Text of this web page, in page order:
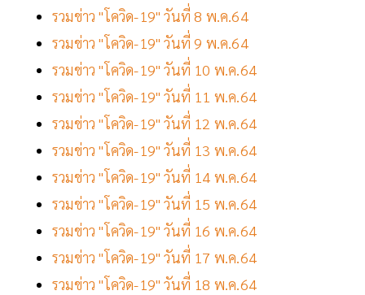
รวมข่าว "โควิด-19" วันที่ 8 พ.ค.64
รวมข่าว "โควิด-19" วันที่ 9 พ.ค.64
รวมข่าว "โควิด-19" วันที่ 10 พ.ค.64
รวมข่าว "โควิด-19" วันที่ 11 พ.ค.64
รวมข่าว "โควิด-19" วันที่ 12 พ.ค.64
รวมข่าว "โควิด-19" วันที่ 13 พ.ค.64
รวมข่าว "โควิด-19" วันที่ 14 พ.ค.64
รวมข่าว "โควิด-19" วันที่ 15 พ.ค.64
รวมข่าว "โควิด-19" วันที่ 16 พ.ค.64
รวมข่าว "โควิด-19" วันที่ 17 พ.ค.64
รวมข่าว "โควิด-19" วันที่ 18 พ.ค.64